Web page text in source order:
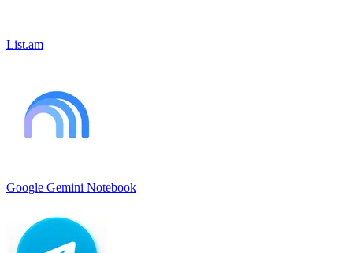
List.am
Google Gemini Notebook